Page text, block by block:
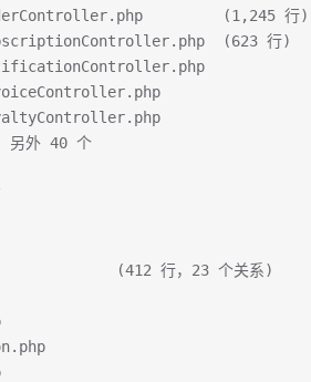
(1,245 行)
(623 行)
外 40 个
(412 行，23 个关系)